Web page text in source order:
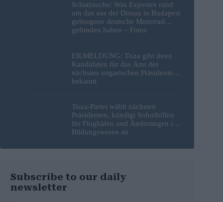
Schatzsuche: Was Experten rund
um das aus der Donau in Budapest
geborgene deutsche Motorrad
gefunden haben – Fotos
EILMELDUNG: Tisza gibt ihren
Kandidaten für das Amt des
nächsten ungarischen Präsidenten
bekannt
Tisza-Partei wählt nächsten
Präsidenten, kündigt Soforthilfen
für Flughäfen und Änderungen im
Bildungswesen an
Subscribe to our daily
newsletter